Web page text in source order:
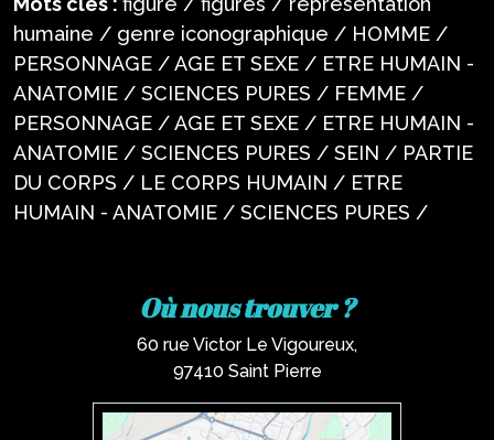
humaine / genre iconographique / HOMME /
PERSONNAGE / AGE ET SEXE / ETRE HUMAIN -
ANATOMIE / SCIENCES PURES / FEMME /
PERSONNAGE / AGE ET SEXE / ETRE HUMAIN -
ANATOMIE / SCIENCES PURES / SEIN / PARTIE
DU CORPS / LE CORPS HUMAIN / ETRE
HUMAIN - ANATOMIE / SCIENCES PURES /
Où nous trouver ?
60 rue Victor Le Vigoureux,
97410 Saint Pierre